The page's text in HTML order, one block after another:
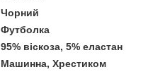
Чорний
Футболка
95% віскоза, 5% еластан
Машинна, Хрестиком